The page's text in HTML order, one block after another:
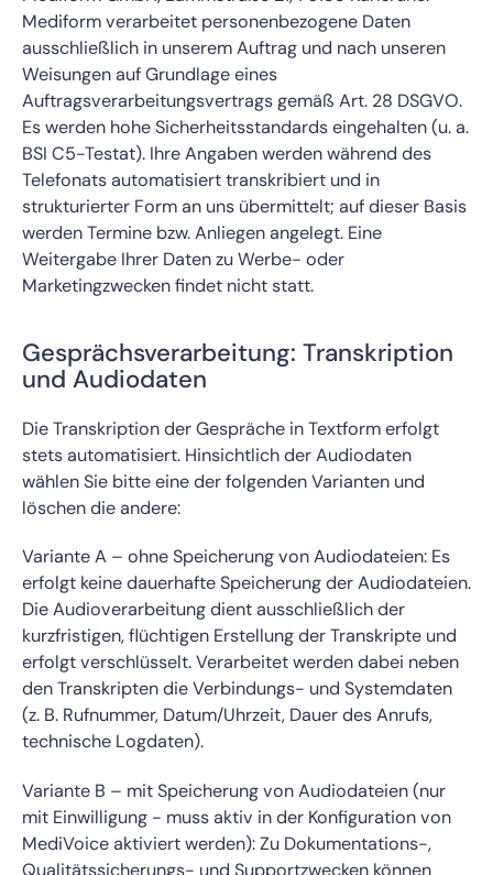
Mediform verarbeitet personenbezogene Daten
ausschließlich in unserem Auftrag und nach unseren
Weisungen auf Grundlage eines
Auftragsverarbeitungsvertrags gemäß Art. 28 DSGVO.
Es werden hohe Sicherheitsstandards eingehalten (u. a.
BSI C5-Testat). Ihre Angaben werden während des
Telefonats automatisiert transkribiert und in
strukturierter Form an uns übermittelt; auf dieser Basis
werden Termine bzw. Anliegen angelegt. Eine
Weitergabe Ihrer Daten zu Werbe- oder
Marketingzwecken findet nicht statt.
Gesprächsverarbeitung: Transkription
und Audiodaten
Die Transkription der Gespräche in Textform erfolgt
stets automatisiert. Hinsichtlich der Audiodaten
wählen Sie bitte eine der folgenden Varianten und
löschen die andere:
Variante A – ohne Speicherung von Audiodateien: Es
erfolgt keine dauerhafte Speicherung der Audiodateien.
Die Audioverarbeitung dient ausschließlich der
kurzfristigen, flüchtigen Erstellung der Transkripte und
erfolgt verschlüsselt. Verarbeitet werden dabei neben
den Transkripten die Verbindungs- und Systemdaten
(z. B. Rufnummer, Datum/Uhrzeit, Dauer des Anrufs,
technische Logdaten).
Variante B – mit Speicherung von Audiodateien (nur
mit Einwilligung - muss aktiv in der Konfiguration von
MediVoice aktiviert werden): Zu Dokumentations-,
Qualitätssicherungs- und Supportzwecken können